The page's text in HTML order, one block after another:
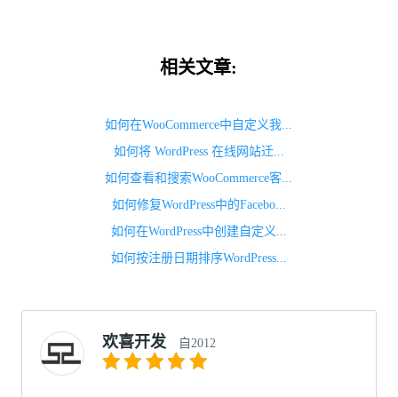
相关文章:
如何在WooCommerce中自定义我...
如何将 WordPress 在线网站迁...
如何查看和搜索WooCommerce客...
如何修复WordPress中的Facebo...
如何在WordPress中创建自定义...
如何按注册日期排序WordPress...
欢喜开发 自2012